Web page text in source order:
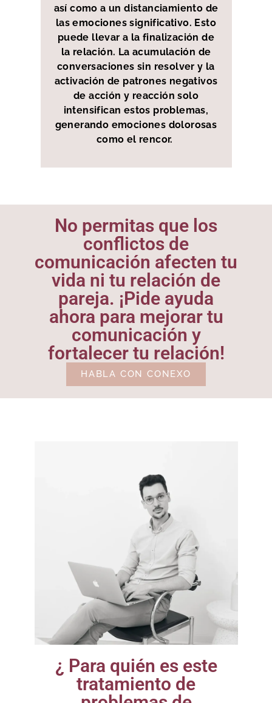
así como a un distanciamiento de
las emociones significativo. Esto
puede llevar a la finalización de
la relación. La acumulación de
conversaciones sin resolver y la
activación de patrones negativos
de acción y reacción solo
intensifican estos problemas,
generando emociones dolorosas
como el rencor.
No permitas que los
conflictos de
comunicación afecten tu
vida ni tu relación de
pareja. ¡Pide ayuda
ahora para mejorar tu
comunicación y
fortalecer tu relación!
HABLA CON CONEXO
¿ Para quién es este
tratamiento de